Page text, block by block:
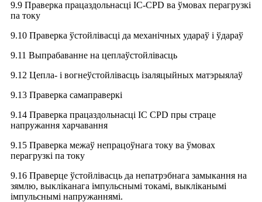
9.9 Праверка працаздольнасці IC-CPD ва ўмовах перагрузкі
па току
9.10 Праверка ўстойлівасці да механічных удараў і ўдараў
9.11 Выпрабаванне на цеплаўстойлівасць
9.12 Цепла- і вогнеўстойлівасць ізаляцыйных матэрыялаў
9.13 Праверка самаправеркі
9.14 Праверка працаздольнасці ІС CPD пры страце
напружання харчавання
9.15 Праверка межаў непрацоўнага току ва ўмовах
перагрузкі па току
9.16 Праверце ўстойлівасць да непатрэбнага замыкання на
зямлю, выкліканага імпульснымі токамі, выкліканымі
імпульснымі напружаннямі.